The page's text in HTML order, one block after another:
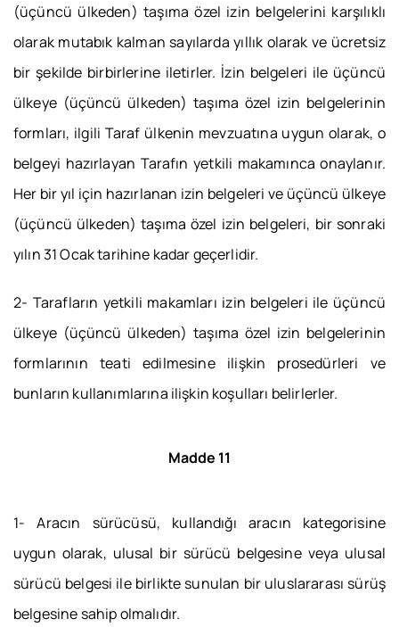
(üçüncü ülkeden) taşıma özel izin belgelerini karşılıklı
olarak mutabık kalman sayılarda yıllık olarak ve ücretsiz
bir şekilde birbirlerine iletirler. İzin belgeleri ile üçüncü
ülkeye (üçüncü ülkeden) taşıma özel izin belgelerinin
formları, ilgili Taraf ülkenin mevzuatına uygun olarak, o
belgeyi hazırlayan Tarafın yetkili makamınca onaylanır.
Her bir yıl için hazırlanan izin belgeleri ve üçüncü ülkeye
(üçüncü ülkeden) taşıma özel izin belgeleri, bir sonraki
yılın 31 Ocak tarihine kadar geçerlidir.
2- Tarafların yetkili makamları izin belgeleri ile üçüncü
ülkeye (üçüncü ülkeden) taşıma özel izin belgelerinin
formlarının teati edilmesine ilişkin prosedürleri ve
bunların kullanımlarına ilişkin koşulları belirlerler.
Madde 11
1- Aracın sürücüsü, kullandığı aracın kategorisine
uygun olarak, ulusal bir sürücü belgesine veya ulusal
sürücü belgesi ile birlikte sunulan bir uluslararası sürüş
belgesine sahip olmalıdır.